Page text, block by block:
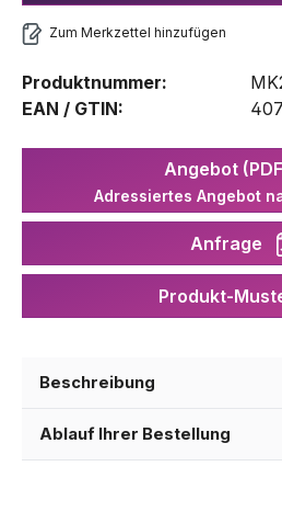
Zum Merkzettel hinzufügen
Produktnummer:
EAN / GTIN:
Angebot
Adressiertes Angebot
Anfrage
Produkt-
Beschreibung
Ablauf Ihrer Bestellung